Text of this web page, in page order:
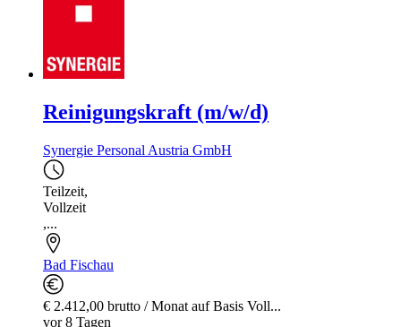
Reinigungskraft (m/w/d)
Synergie Personal Austria GmbH
Teilzeit,
Vollzeit
,...
Bad Fischau
€ 2.412,00 brutto / Monat auf Basis Voll...
vor 8 Tagen